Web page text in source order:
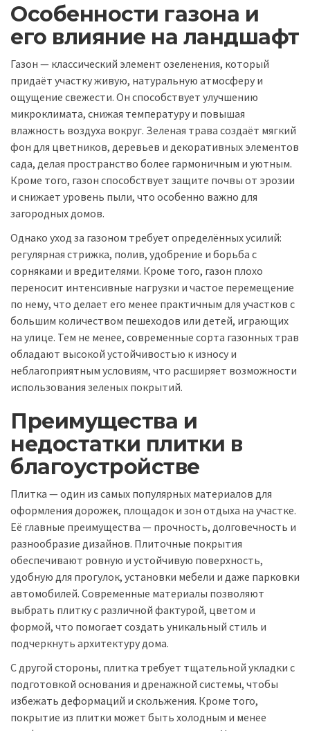
Особенности газона и
его влияние на ландшафт
Газон — классический элемент озеленения, который
придаёт участку живую, натуральную атмосферу и
ощущение свежести. Он способствует улучшению
микроклимата, снижая температуру и повышая
влажность воздуха вокруг. Зеленая трава создаёт мягкий
фон для цветников, деревьев и декоративных элементов
сада, делая пространство более гармоничным и уютным.
Кроме того, газон способствует защите почвы от эрозии
и снижает уровень пыли, что особенно важно для
загородных домов.
Однако уход за газоном требует определённых усилий:
регулярная стрижка, полив, удобрение и борьба с
сорняками и вредителями. Кроме того, газон плохо
переносит интенсивные нагрузки и частое перемещение
по нему, что делает его менее практичным для участков с
большим количеством пешеходов или детей, играющих
на улице. Тем не менее, современные сорта газонных трав
обладают высокой устойчивостью к износу и
неблагоприятным условиям, что расширяет возможности
использования зеленых покрытий.
Преимущества и
недостатки плитки в
благоустройстве
Плитка — один из самых популярных материалов для
оформления дорожек, площадок и зон отдыха на участке.
Её главные преимущества — прочность, долговечность и
разнообразие дизайнов. Плиточные покрытия
обеспечивают ровную и устойчивую поверхность,
удобную для прогулок, установки мебели и даже парковки
автомобилей. Современные материалы позволяют
выбрать плитку с различной фактурой, цветом и
формой, что помогает создать уникальный стиль и
подчеркнуть архитектуру дома.
С другой стороны, плитка требует тщательной укладки с
подготовкой основания и дренажной системы, чтобы
избежать деформаций и скольжения. Кроме того,
покрытие из плитки может быть холодным и менее